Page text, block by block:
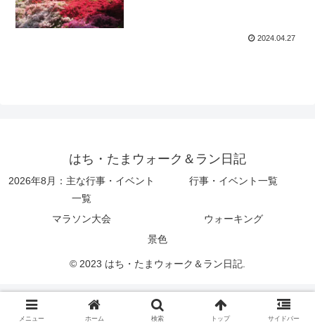
2024.04.27
はち・たまウォーク＆ラン日記
2026年8月：主な行事・イベント
一覧
行事・イベント一覧
マラソン大会
ウォーキング
景色
© 2023 はち・たまウォーク＆ラン日記.
メニュー ホーム 検索 トップ サイドバー